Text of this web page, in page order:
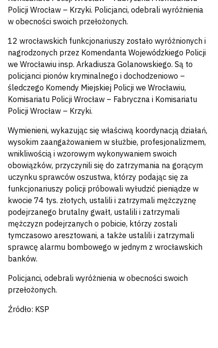
Policji Wrocław – Krzyki. Policjanci, odebrali wyróżnienia
w obecności swoich przełożonych.
12 wrocławskich funkcjonariuszy zostało wyróżnionych i
nagrodzonych przez Komendanta Wojewódzkiego Policji
we Wrocławiu insp. Arkadiusza Golanowskiego. Są to
policjanci pionów kryminalnego i dochodzeniowo –
śledczego Komendy Miejskiej Policji we Wrocławiu,
Komisariatu Policji Wrocław – Fabryczna i Komisariatu
Policji Wrocław – Krzyki.
Wymienieni, wykazując się właściwą koordynacją działań,
wysokim zaangażowaniem w służbie, profesjonalizmem,
wnikliwością i wzorowym wykonywaniem swoich
obowiązków, przyczynili się do zatrzymania na gorącym
uczynku sprawców oszustwa, którzy podając się za
funkcjonariuszy policji próbowali wyłudzić pieniądze w
kwocie 74 tys. złotych, ustalili i zatrzymali mężczyznę
podejrzanego brutalny gwałt, ustalili i zatrzymali
mężczyzn podejrzanych o pobicie, którzy zostali
tymczasowo aresztowani, a także ustalili i zatrzymali
sprawcę alarmu bombowego w jednym z wrocławskich
banków.
Policjanci, odebrali wyróżnienia w obecności swoich
przełożonych.
Źródło: KSP